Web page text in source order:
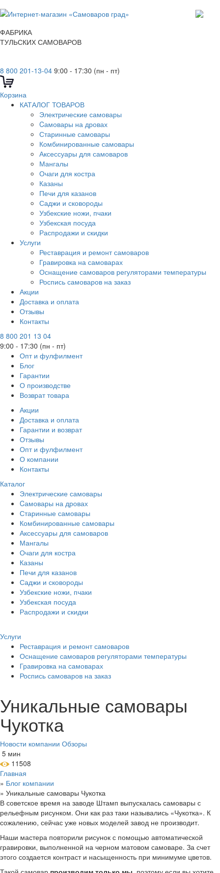
ФАБРИКА
ТУЛЬСКИХ САМОВАРОВ
8 800 201-13-04 9:00 - 17:30 (пн - пт)
Корзина
КАТАЛОГ ТОВАРОВ
Электрические самовары
Cамовары на дровах
Старинные самовары
Комбинированные самовары
Аксессуары для самоваров
Мангалы
Очаги для костра
Казаны
Печи для казанов
Саджи и сковороды
Узбекские ножи, пчаки
Узбекская посуда
Распродажи и скидки
Услуги
Реставрация и ремонт самоваров
Гравировка на самоварах
Оснащение самоваров регуляторами температуры
Роспись самоваров на заказ
Акции
Доставка и оплата
Отзывы
Контакты
8 800 201 13 04
9:00 - 17:30 (пн - пт)
Опт и фулфилмент
Блог
Гарантии
О производстве
Возврат товара
Акции
Доставка и оплата
Гарантии и возврат
Отзывы
Опт и фулфилмент
О компании
Контакты
Каталог
Электрические самовары
Cамовары на дровах
Старинные самовары
Комбинированные самовары
Аксессуары для самоваров
Мангалы
Очаги для костра
Казаны
Печи для казанов
Саджи и сковороды
Узбекские ножи, пчаки
Узбекская посуда
Распродажи и скидки
Услуги
Реставрация и ремонт самоваров
Оснащение самоваров регуляторами температуры
Гравировка на самоварах
Роспись самоваров на заказ
Уникальные самовары
Чукотка
Новости компании Обзоры
5 мин
11508
Главная
» Блог компании
» Уникальные самовары Чукотка
В советское время на заводе Штамп выпускалась самовары с
рельефным рисунком. Они как раз таки назывались «Чукотка». К
сожалению, сейчас уже новых моделей завод не производит.
Наши мастера повторили рисунок с помощью автоматической
гравировки, выполненной на черном матовом самоваре. За счет
этого создается контраст и насыщенность при минимуме цветов.